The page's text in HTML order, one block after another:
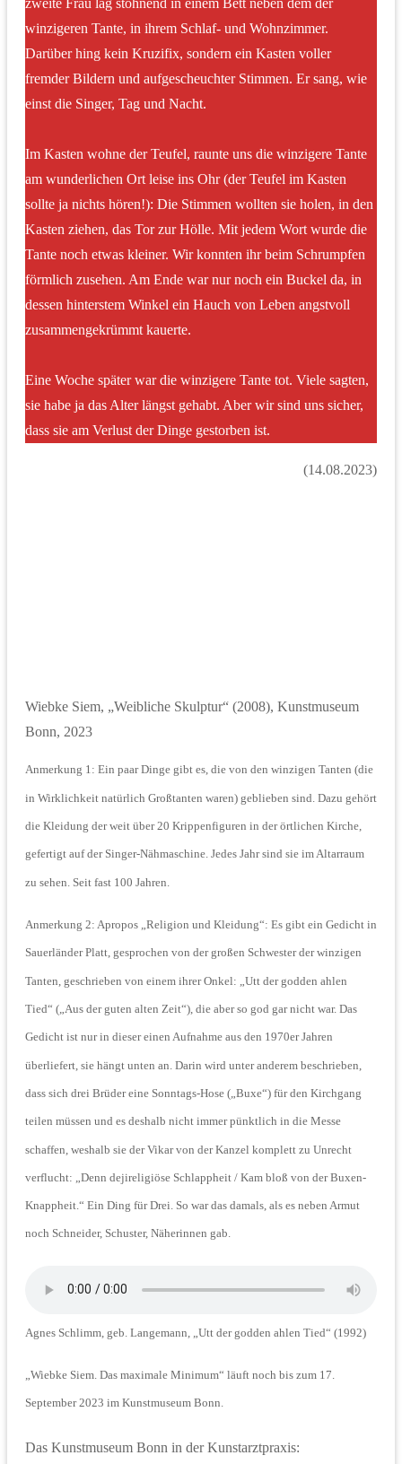
winzigeren Tante, in ihrem Schlaf- und Wohnzimmer.
Darüber hing kein Kruzifix, sondern ein Kasten voller
fremder Bildern und aufgescheuchter Stimmen. Er sang, wie
einst die Singer, Tag und Nacht.
Im Kasten wohne der Teufel, raunte uns die winzigere Tante
am wunderlichen Ort leise ins Ohr (der Teufel im Kasten
sollte ja nichts hören!): Die Stimmen wollten sie holen, in den
Kasten ziehen, das Tor zur Hölle. Mit jedem Wort wurde die
Tante noch etwas kleiner. Wir konnten ihr beim Schrumpfen
förmlich zusehen. Am Ende war nur noch ein Buckel da, in
dessen hinterstem Winkel ein Hauch von Leben angstvoll
zusammengekrümmt kauerte.
Eine Woche später war die winzigere Tante tot. Viele sagten,
sie habe ja das Alter längst gehabt. Aber wir sind uns sicher,
dass sie am Verlust der Dinge gestorben ist.
(14.08.2023)
Wiebke Siem, „Weibliche Skulptur“ (2008), Kunstmuseum
Bonn, 2023
Anmerkung 1: Ein paar Dinge gibt es, die von den winzigen Tanten (die
in Wirklichkeit natürlich Großtanten waren) geblieben sind. Dazu gehört
die Kleidung der weit über 20 Krippenfiguren in der örtlichen Kirche,
gefertigt auf der Singer-Nähmaschine. Jedes Jahr sind sie im Altarraum
zu sehen. Seit fast 100 Jahren.
Anmerkung 2: Apropos „Religion und Kleidung“: Es gibt ein Gedicht in
Sauerländer Platt, gesprochen von der großen Schwester der winzigen
Tanten, geschrieben von einem ihrer Onkel: „Utt der godden ahlen
Tied“ („Aus der guten alten Zeit“), die aber so god gar nicht war. Das
Gedicht ist nur in dieser einen Aufnahme aus den 1970er Jahren
überliefert, sie hängt unten an. Darin wird unter anderem beschrieben,
dass sich drei Brüder eine Sonntags-Hose („Buxe“) für den Kirchgang
teilen müssen und es deshalb nicht immer pünktlich in die Messe
schaffen, weshalb sie der Vikar von der Kanzel komplett zu Unrecht
verflucht: „Denn dejireligiöse Schlappheit / Kam bloß von der Buxen-
Knappheit.“ Ein Ding für Drei. So war das damals, als es neben Armut
noch Schneider, Schuster, Näherinnen gab.
Agnes Schlimm, geb. Langemann, „Utt der godden ahlen Tied“ (1992)
„Wiebke Siem. Das maximale Minimum“ läuft noch bis zum 17.
September 2023 im Kunstmuseum Bonn.
Das Kunstmuseum Bonn in der Kunstarztpraxis: